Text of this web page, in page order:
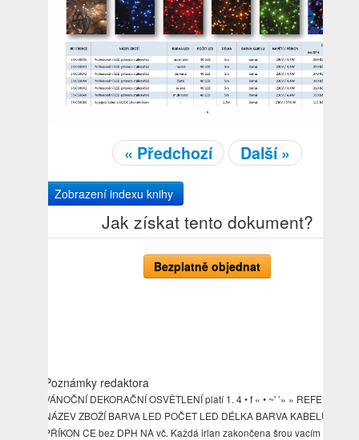
« Předchozí Další »
Zobrazení indexu knihy
Jak získat tento dokument?
Bezplatně objednat
Poznámky redaktora
VÁNOČNÍ DEKORAČNÍ OSVĚTLENÍ platí 1. 4 • f « • ~' ’» » REFERENCE
NÁZEV ZBOŽÍ BARVA LED POČET LED DÉLKA BARVA KABELU
PŘÍKON CE bez DPH NA vč. Každá irlan zakončena šrou vacím kto , na